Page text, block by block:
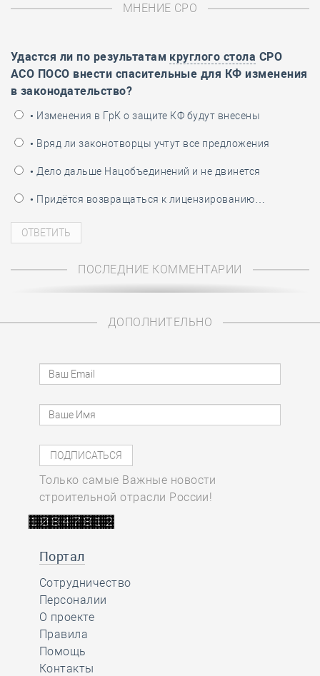
МНЕНИЕ СРО
Удастся ли по результатам круглого стола СРО
АСО ПОСО внести спасительные для КФ изменения
в законодательство?
• Изменения в ГрК о защите КФ будут внесены
• Вряд ли законотворцы учтут все предложения
• Дело дальше Нацобъединений и не двинется
• Придётся возвращаться к лицензированию…
ПОСЛЕДНИЕ КОММЕНТАРИИ
ДОПОЛНИТЕЛЬНО
Только самые Важные новости
строительной отрасли России!
Портал
Сотрудничество
Персоналии
О проекте
Правила
Помощь
Контакты